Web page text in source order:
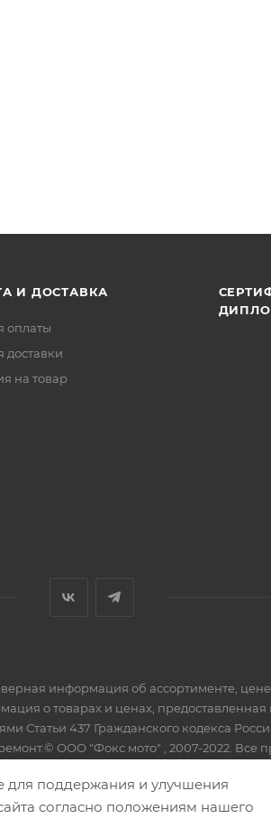
И ДОСТАВКА
оплаты
доставки
на товар
информация об ассортименте,
о товарах и ценах,
Статьи 437 Гражданского кодекса
ООО "Фокс мото" , 2007-2022. Все
поддержания и улучшения
согласно положениям нашего